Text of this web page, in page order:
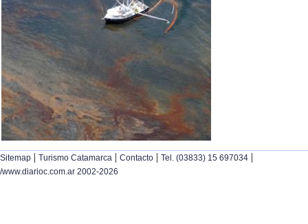
Sitemap | Turismo Catamarca | Contacto | Tel. (03833) 15 697034 |
/www.diarioc.com.ar 2002-2026